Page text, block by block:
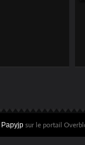
Papyjpsur le portail